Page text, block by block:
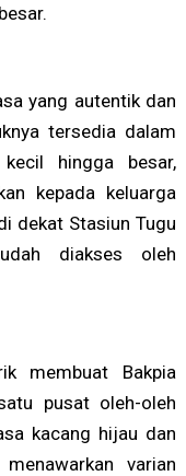
yang autentik dan
tersedia dalam
hingga besar,
kepada keluarga
dekat Stasiun Tugu
diakses oleh
membuat Bakpia
pusat oleh-oleh
kacang hijau dan
varian